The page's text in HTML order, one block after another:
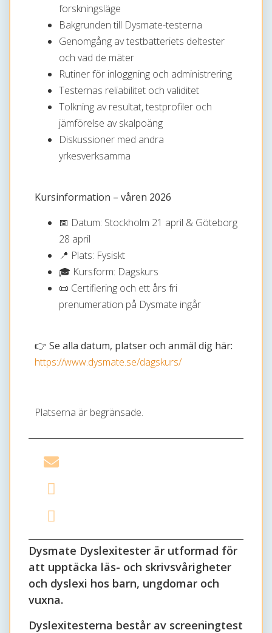
forskningsläge
Bakgrunden till Dysmate-testerna
Genomgång av testbatteriets deltester
och vad de mäter
Rutiner för inloggning och administrering
Testernas reliabilitet och validitet
Tolkning av resultat, testprofiler och
jämförelse av skalpoäng
Diskussioner med andra
yrkesverksamma
Kursinformation – våren 2026
📅 Datum: Stockholm 21 april & Göteborg
28 april
📍 Plats: Fysiskt
🎓 Kursform: Dagskurs
📜 Certifiering och ett års fri
prenumeration på Dysmate ingår
👉 Se alla datum, platser och anmäl dig här:
https://www.dysmate.se/dagskurs/
Platserna är begränsade.
Dysmate Dyslexitester är utformad för
att upptäcka läs- och skrivsvårigheter
och dyslexi hos barn, ungdomar och
vuxna.
Dyslexitesterna består av screeningtest